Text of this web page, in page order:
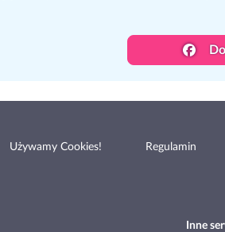
Używamy Cookies! Regulamin
Inne